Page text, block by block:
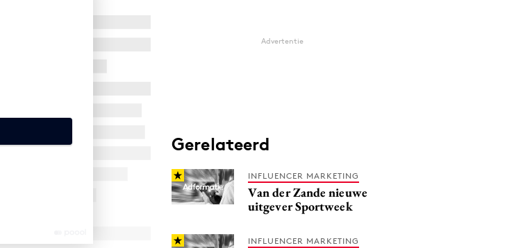
Advertentie
Gerelateerd
INFLUENCER MARKETING
Van der Zande nieuwe
uitgever Sportweek
INFLUENCER MARKETING